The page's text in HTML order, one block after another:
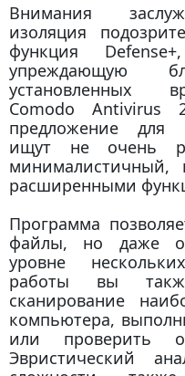
Внимания
изоляция
функция
упреждающую
установленных
Comodo Antivirus
предложение для
ищут не очень
расширенными
Программа
файлы, но даже
уровне
работы вы
сканирование
компьютера,
или проверить
Эвристический